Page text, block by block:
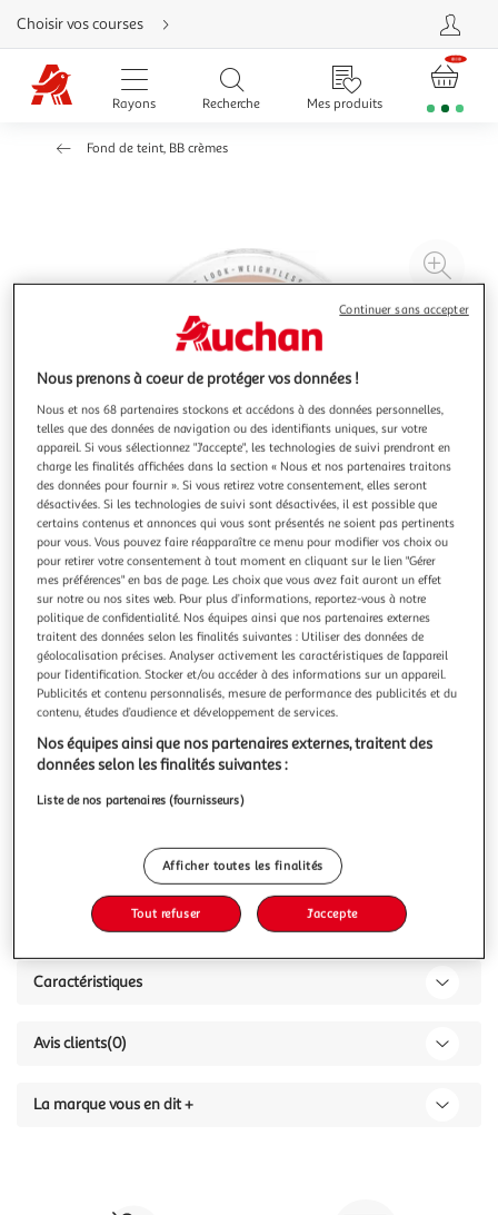
Aller
directement
au
contenu
Aller
directement
Aller
Choisir vos courses
Rayons Recherche Mes produits
Fond de teint, BB crèmes
à
MAYBELLINE
Super Stay fond de teint poudre 2en1 teinte 60
Découvrez la poudre 2-en-1 aux super-pouvoirs ! Le Fond de
teint-Poudre Superstay 24H allie une haute couvrance
mate lumineuse et une tenue jusqu'à 24H* dans une
formule légère et confortable qui résiste à la transpiration,
à l'eau et aux frottements. (*test consommateur sur 101
volontaires) Résulta
En savoir +
Vous voulez connaître le prix de ce produit ?
Afficher le prix
Description
Caractéristiques
Avis clients(0)
La marque vous en dit +
Nous prenons à coeur de protéger vos données !
Nous et nos 68 partenaires stockons et accédons à des données personnelles,
telles que des données de navigation ou des identifiants uniques, sur votre
appareil. Si vous sélectionnez "J'accepte", les technologies de suivi prendront en
charge les finalités affichées dans la section « Nous et nos partenaires traitons
des données pour fournir ». Si vous retirez votre consentement, elles seront
désactivées. Si les technologies de suivi sont désactivées, il est possible que
certains contenus et annonces qui vous sont présentés ne soient pas pertinents
pour vous. Vous pouvez faire réapparaître ce menu pour modifier vos choix ou
pour retirer votre consentement à tout moment en cliquant sur le lien "Gérer
mes préférences" en bas de page. Les choix que vous avez fait auront un effet
sur notre ou nos sites web. Pour plus d’informations, reportez-vous à notre
politique de confidentialité. Nos équipes ainsi que nos partenaires externes
traitent des données selon les finalités suivantes : Utiliser des données de
géolocalisation précises. Analyser activement les caractéristiques de l’appareil
pour l’identification. Stocker et/ou accéder à des informations sur un appareil.
Publicités et contenu personnalisés, mesure de performance des publicités et du
contenu, études d’audience et développement de services.
Nos équipes ainsi que nos partenaires externes, traitent des
données selon les finalités suivantes :
Liste de nos partenaires (fournisseurs)
Afficher toutes les finalités
Tout refuser J'accepte
Continuer sans accepter